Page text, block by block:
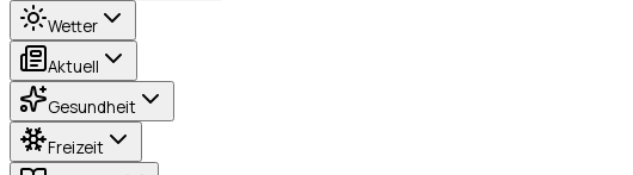
Wetter
Aktuell
Gesundheit
Freizeit